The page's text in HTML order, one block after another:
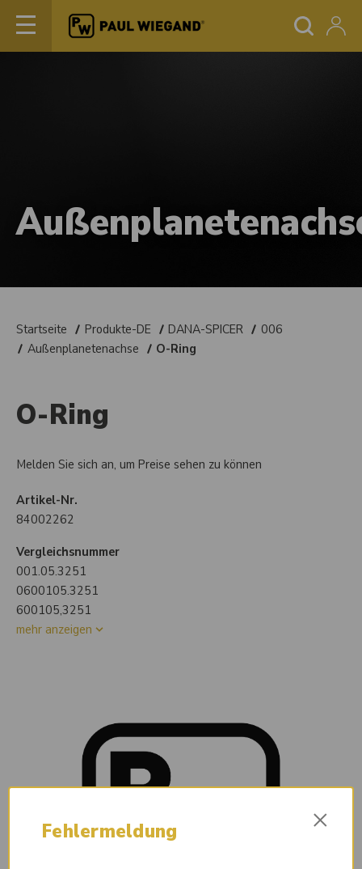
Startseite Produkte-DE DANA-SPICER
006
Außenplanetenachse
O-Ring
O-Ring
Melden Sie sich an, um Preise sehen zu können
Artikel-Nr.
84002262
Vergleichsnummer
001.05.3251
0600105.3251
600105,3251
mehr anzeigen
Fehlermeldung ×